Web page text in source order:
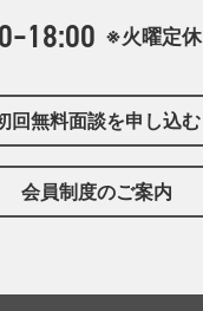
※火曜定休
回無料面談を申し込む
会員制度のご案内